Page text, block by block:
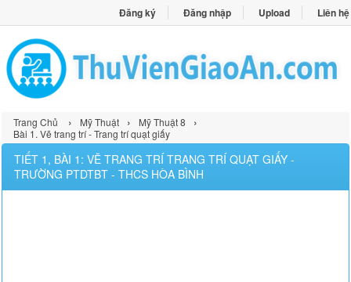
Đăng ký Đăng nhập Upload Liên hệ
Trang Chủ › Mỹ Thuật › Mỹ Thuật 8 ›
Bài 1. Vẽ trang trí - Trang trí quạt giấy
TIẾT 1, BÀI 1: VẼ TRANG TRÍ TRANG TRÍ QUẠT GIẤY -
TRƯỜNG PTDTBT - THCS HÒA BÌNH